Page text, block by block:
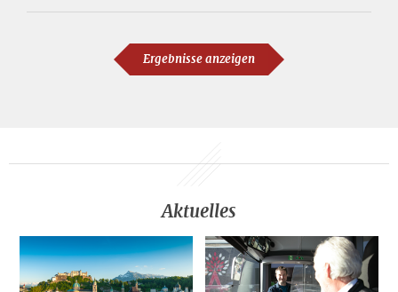
Ergebnisse anzeigen
Aktuelles